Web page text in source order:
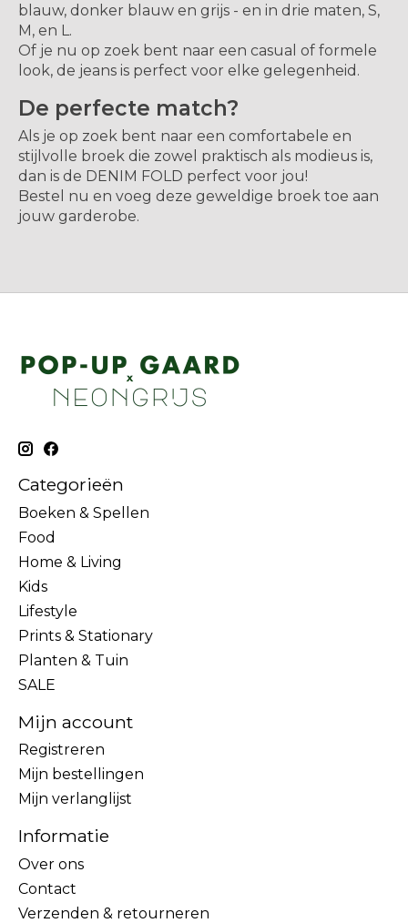
blauw, donker blauw en grijs - en in drie maten, S,
M, en L.
Of je nu op zoek bent naar een casual of formele
look, de jeans is perfect voor elke gelegenheid.
De perfecte match?
Als je op zoek bent naar een comfortabele en
stijlvolle broek die zowel praktisch als modieus is,
dan is de DENIM FOLD perfect voor jou!
Bestel nu en voeg deze geweldige broek toe aan
jouw garderobe.
Categorieën
Boeken & Spellen
Food
Home & Living
Kids
Lifestyle
Prints & Stationary
Planten & Tuin
SALE
Mijn account
Registreren
Mijn bestellingen
Mijn verlanglijst
Informatie
Over ons
Contact
Verzenden & retourneren